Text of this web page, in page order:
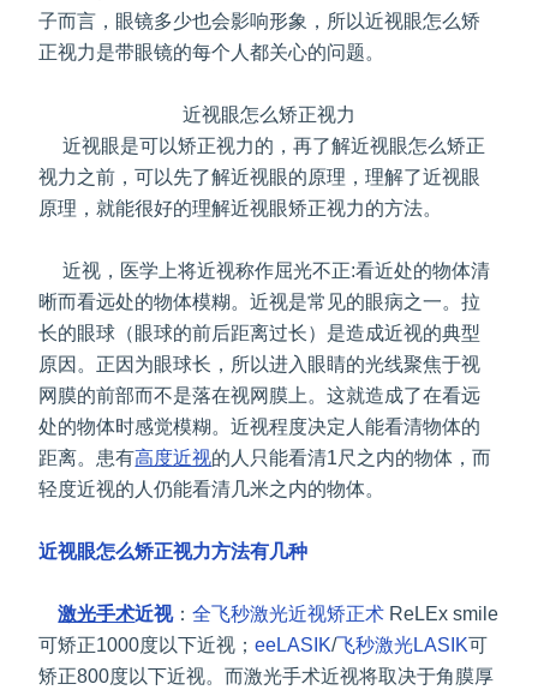
子而言，眼镜多少也会影响形象，所以近视眼怎么矫
正视力是带眼镜的每个人都关心的问题。
近视眼怎么矫正视力
近视眼是可以矫正视力的，再了解近视眼怎么矫正
视力之前，可以先了解近视眼的原理，理解了近视眼
原理，就能很好的理解近视眼矫正视力的方法。
近视，医学上将近视称作屈光不正:看近处的物体清
晰而看远处的物体模糊。近视是常见的眼病之一。拉
长的眼球（眼球的前后距离过长）是造成近视的典型
原因。正因为眼球长，所以进入眼睛的光线聚焦于视
网膜的前部而不是落在视网膜上。这就造成了在看远
处的物体时感觉模糊。近视程度决定人能看清物体的
距离。患有高度近视的人只能看清1尺之内的物体，而
轻度近视的人仍能看清几米之内的物体。
近视眼怎么矫正视力方法有几种
激光手术近视：全飞秒激光近视矫正术 ReLEx smile
可矫正1000度以下近视；eeLASIK/飞秒激光LASIK可
矫正800度以下近视。而激光手术近视将取决于角膜厚